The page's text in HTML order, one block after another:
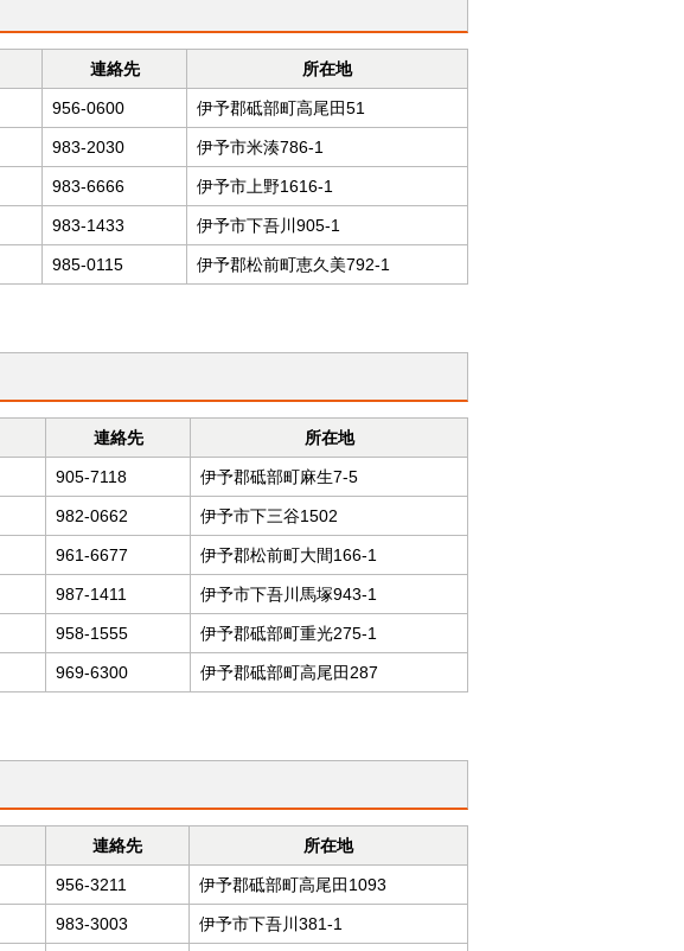
連絡先 所在地
956-0600 伊予郡砥部町高尾田51
983-2030 伊予市米湊786-1
983-6666 伊予市上野1616-1
983-1433 伊予市下吾川905-1
985-0115 伊予郡松前町恵久美792-1
連絡先 所在地
905-7118 伊予郡砥部町麻生7-5
982-0662 伊予市下三谷1502
961-6677 伊予郡松前町大間166-1
987-1411 伊予市下吾川馬塚943-1
958-1555 伊予郡砥部町重光275-1
969-6300 伊予郡砥部町高尾田287
連絡先 所在地
956-3211 伊予郡砥部町高尾田1093
983-3003 伊予市下吾川381-1